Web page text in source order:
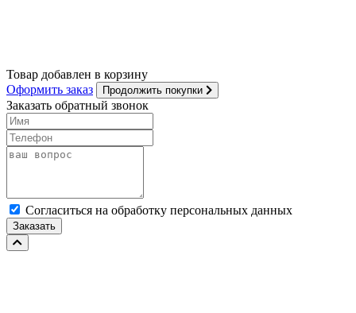
Товар добавлен в корзину
Оформить заказ
Продолжить покупки
Заказать обратный звонок
Cогласиться на обработку персональных данных
Заказать